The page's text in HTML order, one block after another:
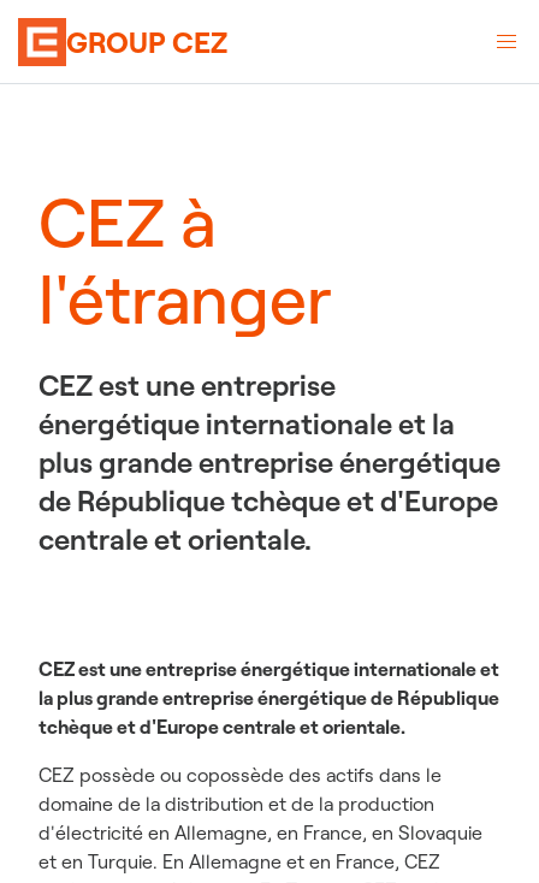
GROUP CEZ
CEZ à
l'étranger
CEZ est une entreprise
énergétique internationale et la
plus grande entreprise énergétique
de République tchèque et d'Europe
centrale et orientale.
CEZ est une entreprise énergétique internationale et
la plus grande entreprise énergétique de République
tchèque et d'Europe centrale et orientale.
CEZ possède ou copossède des actifs dans le
domaine de la distribution et de la production
d'électricité en Allemagne, en France, en Slovaquie
et en Turquie. En Allemagne et en France, CEZ